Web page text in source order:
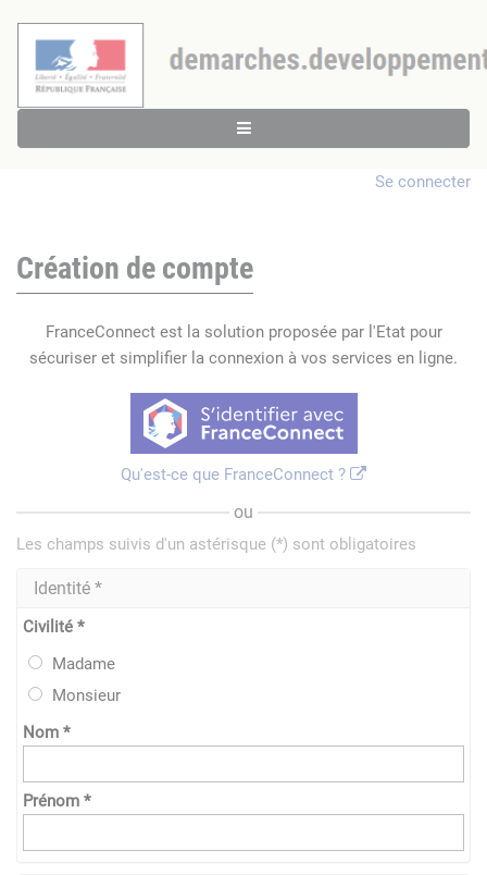
Se connecter
Création de compte
FranceConnect est la solution proposée par l'Etat pour
sécuriser et simplifier la connexion à vos services en ligne.
Qu'est-ce que FranceConnect ?
ou
Les champs suivis d'un astérisque (*) sont obligatoires
Identité *
Civilité *
Madame
Monsieur
Nom *
Prénom *